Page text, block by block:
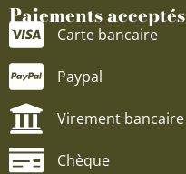
Paiements acceptés
Carte bancaire
Paypal
Virement bancaire
Chèque